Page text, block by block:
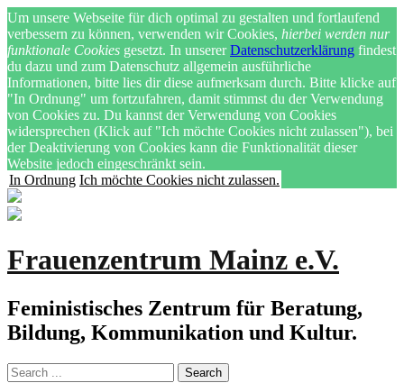
Um unsere Webseite für dich optimal zu gestalten und fortlaufend
verbessern zu können, verwenden wir Cookies, hierbei werden nur
funktionale Cookies gesetzt. In unsererDatenschutzerklärung findest
du dazu und zum Datenschutz allgemein ausführliche
Informationen, bitte lies dir diese aufmerksam durch. Bitte klicke auf
"In Ordnung" um fortzufahren, damit stimmst du der Verwendung
von Cookies zu. Du kannst der Verwendung von Cookies
widersprechen (Klick auf "Ich möchte Cookies nicht zulassen"), bei
der Deaktivierung von Cookies kann die Funktionalität dieser
Website jedoch eingeschränkt sein.
In Ordnung Ich möchte Cookies nicht zulassen.
Frauenzentrum Mainz e.V.
Feministisches Zentrum für Beratung,
Bildung, Kommunikation und Kultur.